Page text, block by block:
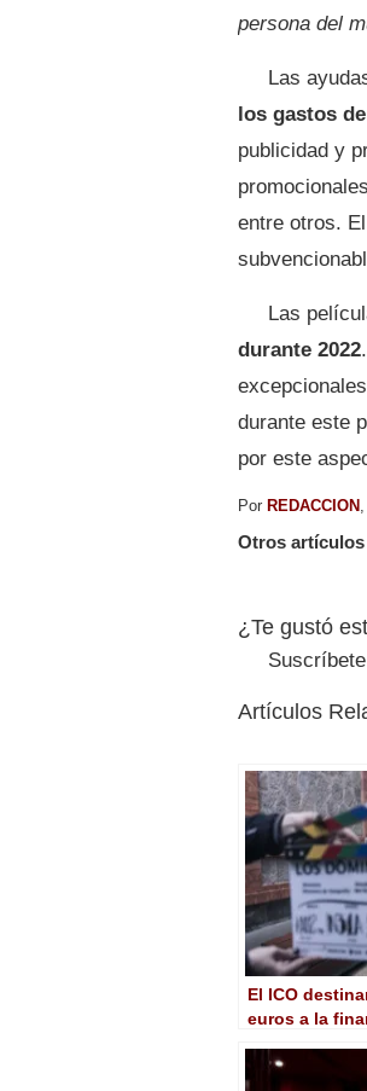
persona del
Las
los gastos
publicidad y
entre otros.
Las
durante 2022
durante este
por este
Por REDACCION
Otros
¿Te gustó
Artículos
El ICO
euros a la